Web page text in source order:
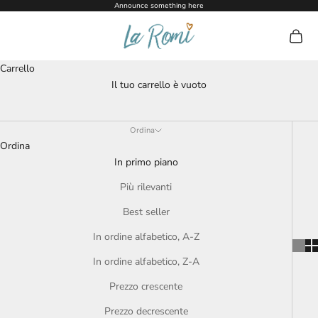
Announce something here
La Romi
Carrello
Il tuo carrello è vuoto
Wooden Toys
Ordina
Ordina
In primo piano
Più rilevanti
Best seller
In ordine alfabetico, A-Z
In ordine alfabetico, Z-A
Prezzo crescente
Prezzo decrescente